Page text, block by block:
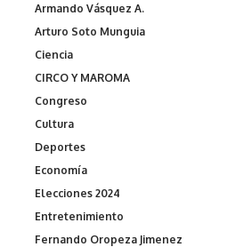
Armando Vásquez A.
Arturo Soto Munguia
Ciencia
CIRCO Y MAROMA
Congreso
Cultura
Deportes
Economía
Elecciones 2024
Entretenimiento
Fernando Oropeza Jimenez